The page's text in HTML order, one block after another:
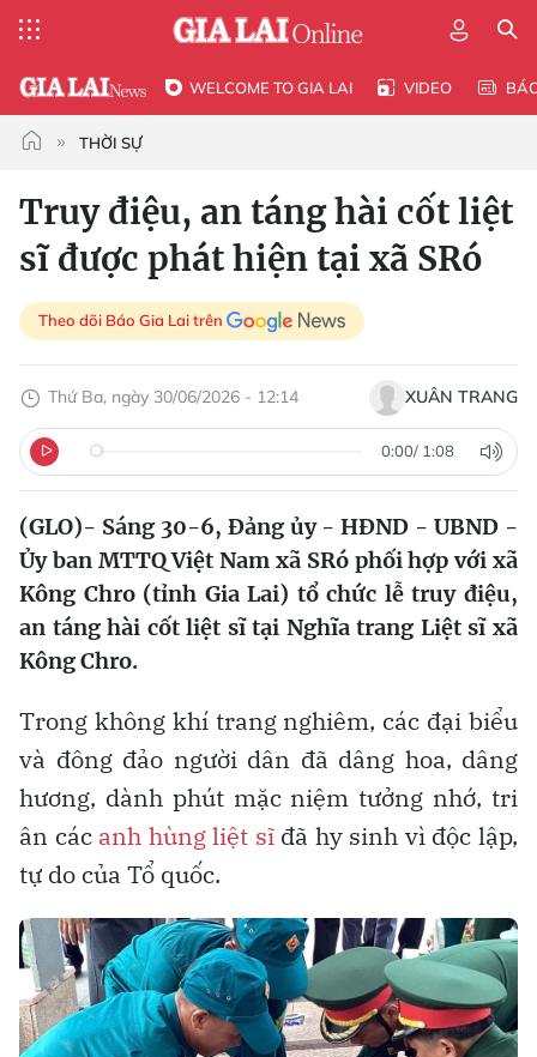
WELCOME TO GIA LAI VIDEO
THỜI SỰ
Truy điệu, an táng hài cốt liệt
sĩ được phát hiện tại xã SRó
Theo dõi Báo Gia Lai trên
Thứ Ba, ngày 30/06/2026 - 12:14 XUÂN TRANG
0:00/ 1:08
(GLO)- Sáng 30-6, Đảng ủy - HĐND - UBND -
Ủy ban MTTQ Việt Nam xã SRó phối hợp với xã
Kông Chro (tỉnh Gia Lai) tổ chức lễ truy điệu,
an táng hài cốt liệt sĩ tại Nghĩa trang Liệt sĩ xã
Kông Chro.
Trong không khí trang nghiêm, các đại biểu
và đông đảo người dân đã dâng hoa, dâng
hương, dành phút mặc niệm tưởng nhớ, tri
ân các anh hùng liệt sĩđã hy sinh vì độc lập,
tự do của Tổ quốc.